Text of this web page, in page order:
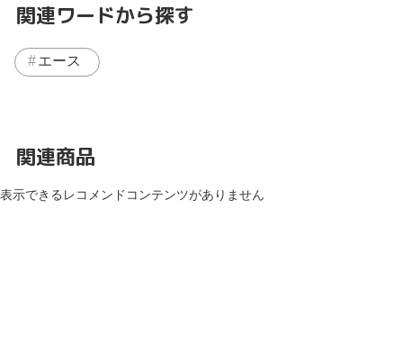
関連ワードから探す
エース
関連商品
表示できるレコメンドコンテンツがありません